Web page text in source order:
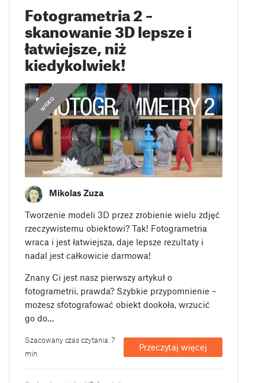
Fotogrametria 2 –
skanowanie 3D lepsze i
łatwiejsze, niż
kiedykolwiek!
PORADNIKI
WIDEO
Mikolas Zuza
Tworzenie modeli 3D przez zrobienie wielu zdjęć
rzeczywistemu obiektowi? Tak! Fotogrametria
wraca i jest łatwiejsza, daje lepsze rezultaty i
nadal jest całkowicie darmowa!
Znany Ci jest nasz pierwszy artykuł o
fotogrametrii, prawda? Szybkie przypomnienie –
możesz sfotografować obiekt dookoła, wrzucić
go do…
Szacowany czas czytania: 7
min
Przeczytaj więcej